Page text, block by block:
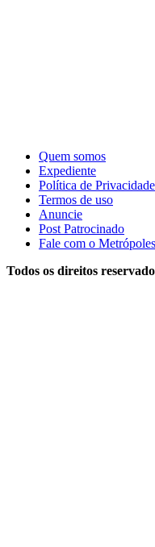
Quem somos
Expediente
Política de Privacidade
Termos de uso
Anuncie
Post Patrocinado
Fale com o Metrópoles
Todos os direitos